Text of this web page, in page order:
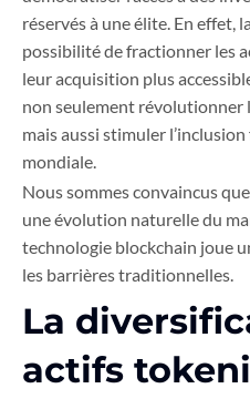
réservés à une élite. En effet,
possibilité de fractionner les
leur acquisition plus
non seulement révolutionner
mais aussi stimuler l’inclusion
mondiale.
Nous sommes convaincus
une évolution naturelle du
technologie blockchain joue
les barrières traditionnelles.
La
actifs